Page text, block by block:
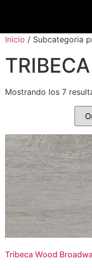
Inicio / Subcategoria
Mostrando los 7
Tribeca Wood